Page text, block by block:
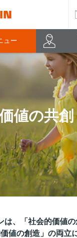
ュー
値の共創
は、「社会的価値の
価値の創造」の両立